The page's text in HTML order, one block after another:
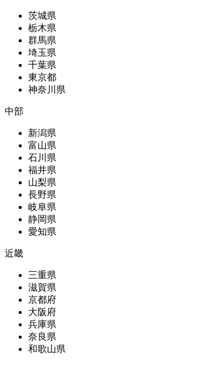
茨城県
栃木県
群馬県
埼玉県
千葉県
東京都
神奈川県
中部
新潟県
富山県
石川県
福井県
山梨県
長野県
岐阜県
静岡県
愛知県
近畿
三重県
滋賀県
京都府
大阪府
兵庫県
奈良県
和歌山県